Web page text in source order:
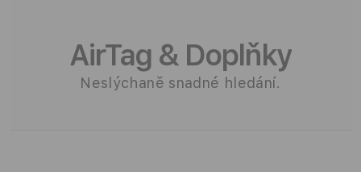
AirTag & Doplňky
Neslýchaně snadné hledání.